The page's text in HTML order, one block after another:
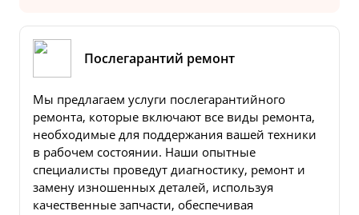
Послегарантий ремонт
Мы предлагаем услуги послегарантийного
ремонта, которые включают все виды ремонта,
необходимые для поддержания вашей техники
в рабочем состоянии. Наши опытные
специалисты проведут диагностику, ремонт и
замену изношенных деталей, используя
качественные запчасти, обеспечивая